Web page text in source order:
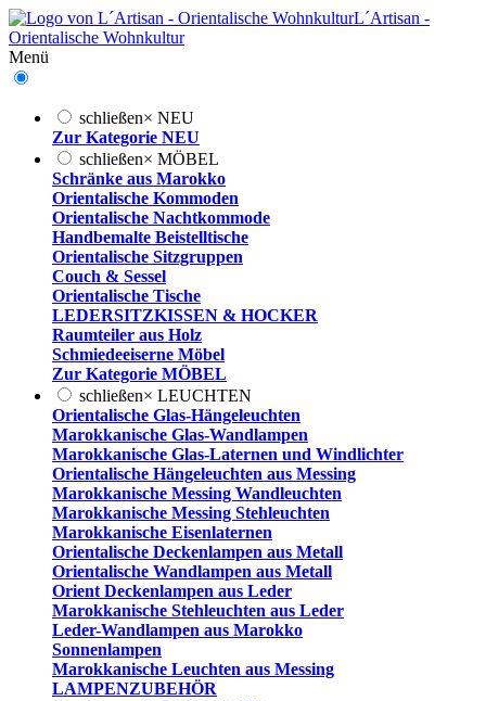
L´Artisan -
Orientalische Wohnkultur
Menü
schließen× NEU
Zur Kategorie NEU
schließen× MÖBEL
Schränke aus Marokko
Orientalische Kommoden
Orientalische Nachtkommode
Handbemalte Beistelltische
Orientalische Sitzgruppen
Couch & Sessel
Orientalische Tische
LEDERSITZKISSEN & HOCKER
Raumteiler aus Holz
Schmiedeeiserne Möbel
Zur Kategorie MÖBEL
schließen× LEUCHTEN
Orientalische Glas-Hängeleuchten
Marokkanische Glas-Wandlampen
Marokkanische Glas-Laternen und Windlichter
Orientalische Hängeleuchten aus Messing
Marokkanische Messing Wandleuchten
Marokkanische Messing Stehleuchten
Marokkanische Eisenlaternen
Orientalische Deckenlampen aus Metall
Orientalische Wandlampen aus Metall
Orient Deckenlampen aus Leder
Marokkanische Stehleuchten aus Leder
Leder-Wandlampen aus Marokko
Sonnenlampen
Marokkanische Leuchten aus Messing
LAMPENZUBEHÖR